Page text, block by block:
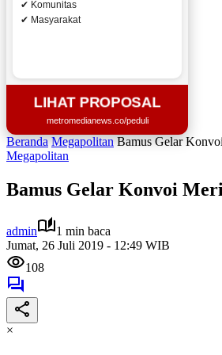
✔ Komunitas
✔ Masyarakat
LIHAT PROPOSAL
metromedianews.co/peduli
Beranda Megapolitan Bamus Gelar
Megapolitan
Bamus Gelar Konvoi
admin
1 min baca
Jumat, 26 Juli 2019 - 12:49 WIB
108
×